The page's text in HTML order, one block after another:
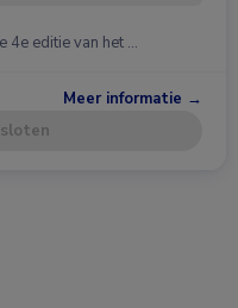
4e editie van het …
Meer informatie →